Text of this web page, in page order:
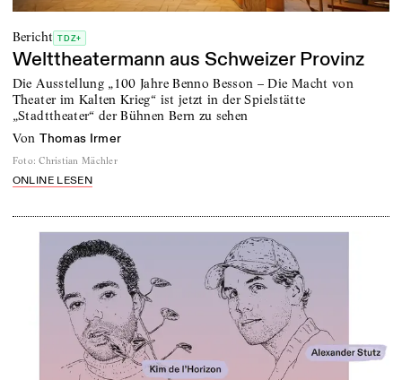
Bericht TDZ+
Welttheatermann aus Schweizer Provinz
Die Ausstellung „100 Jahre Benno Besson – Die Macht von
Theater im Kalten Krieg“ ist jetzt in der Spielstätte
„Stadttheater“ der Bühnen Bern zu sehen
von Thomas Irmer
Foto: Christian Mächler
ONLINE LESEN